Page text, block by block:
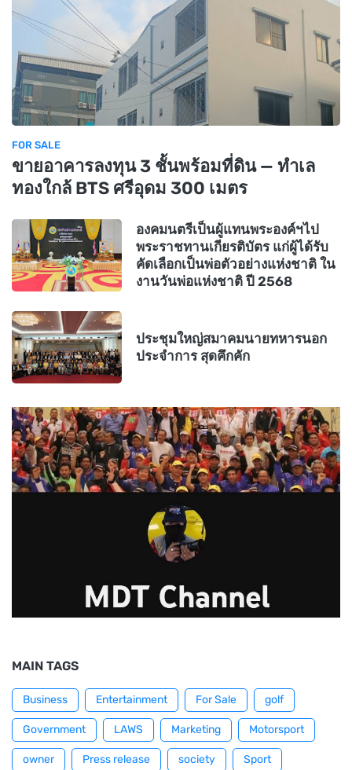
FOR SALE
ขายอาคารลงทุน 3 ชั้นพร้อมที่ดิน — ทำเล
ทองใกล้ BTS ศรีอุดม 300 เมตร
องคมนตรีเป็นผู้แทนพระองค์ฯไป
พระราชทานเกียรติบัตร แก่ผู้ได้รับ
คัดเลือกเป็นพ่อตัวอย่างแห่งชาติ ใน
งานวันพ่อแห่งชาติ ปี 2568
ประชุมใหญ่สมาคมนายทหารนอก
ประจำการ สุดคึกคัก
MAIN TAGS
Business Entertainment For Sale golf
Government LAWS Marketing Motorsport
owner Press release society Sport